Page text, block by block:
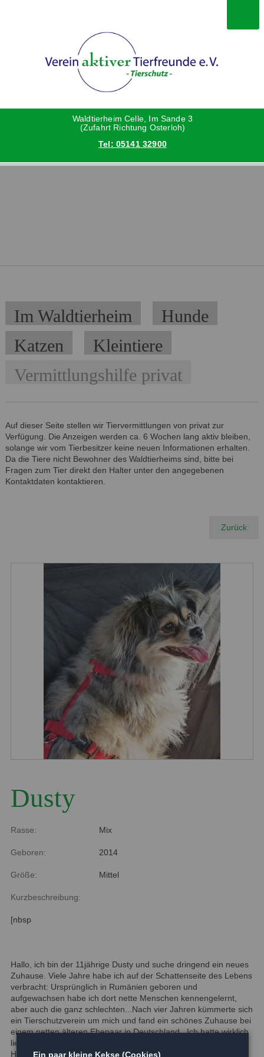
Waldtierheim Celle, Im Sande 3
(Zufahrt Richtung Osterloh)
Tel: 05141 32900
überspringen
Im Waldtierheim
Hunde
Katzen
Kleintiere
Vermittlungshilfe privat
Auf dieser Seite stellen wir Tiervermittlungen von privat zur
Verfügung. Die Anzeigen werden ca. 6 Wochen lang aktiv bleiben,
solange wir vom Tierbesitzer keine neuen Informationen erhalten.
Da die Tiere nicht Bewohner des Waldtierheims sind, bitte bei
Fragen zum Tier direkt den Halter unter den angegebenen
Kontaktdaten kontaktieren.
Zurück
Dusty
Rasse: Mix
Geboren: 2014
Größe: Mittel
Kurzbeschreibung:
[nbsp
Hallo, ich bin der 11jährige Dusty und suche dringend ein neues
Zuhause. Viele Jahre habe ich auf der Schattenseite des Lebens
verbracht: Ursprünglich in Rumänien geboren und
aufgewachsen habe ich dort nette Menschen kennengelernt,
aber auch die ganz schlechten...Nach vier Jahren kümmerte sich
ein Tierschutzverein um mich und fand ein schönes Zuhause bei
einem netten älteren Ehepaar in Deutschland. Ich hatte wirklich
liebe Menschen, die für mich sorgten, schöne Spaziergänge mit
Hundekumpels, alles schien perfekt. Dann aber schlug das
Ein paar kleine Kekse (Cookies)
Grüße vom neuen Zuhause
Hunde
Danke an die Helfer
Vorstand
Satzung